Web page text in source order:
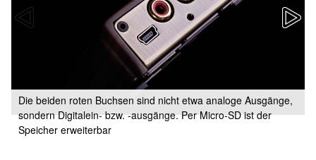
Die beiden roten Buchsen sind nicht etwa analoge Ausgänge,
sondern Digitalein- bzw. -ausgänge. Per Micro-SD ist der
Speicher erweiterbar